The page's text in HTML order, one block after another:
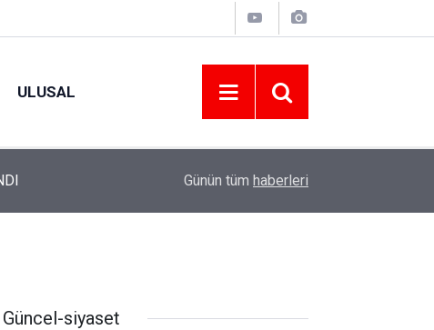
ULUSAL
ORDU ASKF’DEN İŞ DÜNYASINA AMATÖR
Günün tüm haberleri
Güncel-siyaset